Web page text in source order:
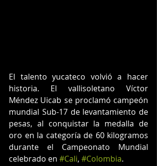
El talento yucateco volvió a hacer
historia. El vallisoletano Víctor
Méndez Uicab se proclamó campeón
mundial Sub-17 de levantamiento de
pesas, al conquistar la medalla de
oro en la categoría de 60 kilogramos
durante el Campeonato Mundial
celebrado en #Cali, #Colombia.